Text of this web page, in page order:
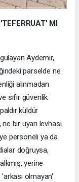
MI
Aydemir,
parselde ne
alınmadan
sıfır güvenlik
küldür
bir uyarı levhası.
personeli ya da
doğruysa,
yerine
olmayan'